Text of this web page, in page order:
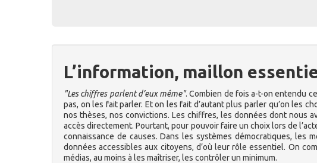
L’information, maillon
"Les chiffres parlent d’eux même". Combien de fois a-t-on entendu
pas, on les fait parler. Et on les fait d’autant plus parler qu’on les
nos thèses, nos convictions. Les chiffres, les données dont nous
accès directement. Pourtant, pour pouvoir faire un choix lors de
connaissance de causes. Dans les systèmes démocratiques, les
données accessibles aux citoyens, d’où leur rôle essentiel. On
médias, au moins à les maîtriser, les contrôler un minimum.